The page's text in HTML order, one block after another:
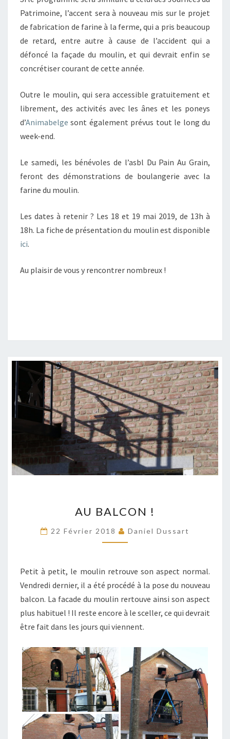
Patrimoine, l’accent sera à nouveau mis sur le projet
de fabrication de farine à la ferme, qui a pris beaucoup
de retard, entre autre à cause de l’accident qui a
défoncé la façade du moulin, et qui devrait enfin se
concrétiser courant de cette année.
Outre le moulin, qui sera accessible gratuitement et
librement, des activités avec les ânes et les poneys
d’Animabelge sont également prévus tout le long du
week-end.
Le samedi, les bénévoles de l’asbl Du Pain Au Grain,
feront des démonstrations de boulangerie avec la
farine du moulin.
Les dates à retenir ? Les 18 et 19 mai 2019, de 13h à
18h. La fiche de présentation du moulin est disponible
ici.
Au plaisir de vous y rencontrer nombreux !
BALCON
AU BALCON !
22 Février 2018 Daniel Dussart
Petit à petit, le moulin retrouve son aspect normal.
Vendredi dernier, il a été procédé à la pose du nouveau
balcon. La facade du moulin rertouve ainsi son aspect
plus habituel ! Il reste encore à le sceller, ce qui devrait
être fait dans les jours qui viennent.